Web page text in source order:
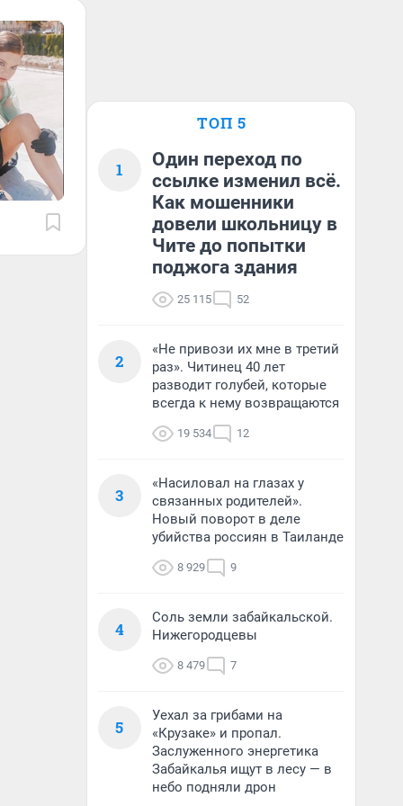
ТОП 5
1
Один переход по
ссылке изменил всё.
Как мошенники
довели школьницу в
Чите до попытки
поджога здания
25 115 52
2
«Не привози их мне в третий
раз». Читинец 40 лет
разводит голубей, которые
всегда к нему возвращаются
19 534 12
3
«Насиловал на глазах у
связанных родителей».
Новый поворот в деле
убийства россиян в Таиланде
8 929 9
4
Соль земли забайкальской.
Нижегородцевы
8 479 7
5
Уехал за грибами на
«Крузаке» и пропал.
Заслуженного энергетика
Забайкалья ищут в лесу — в
небо подняли дрон